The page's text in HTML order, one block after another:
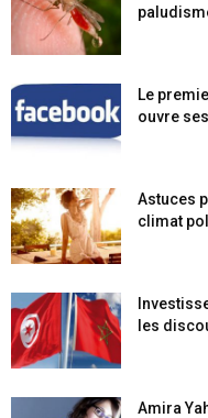
Le
ouvre
Astuces
climat
les
Amira